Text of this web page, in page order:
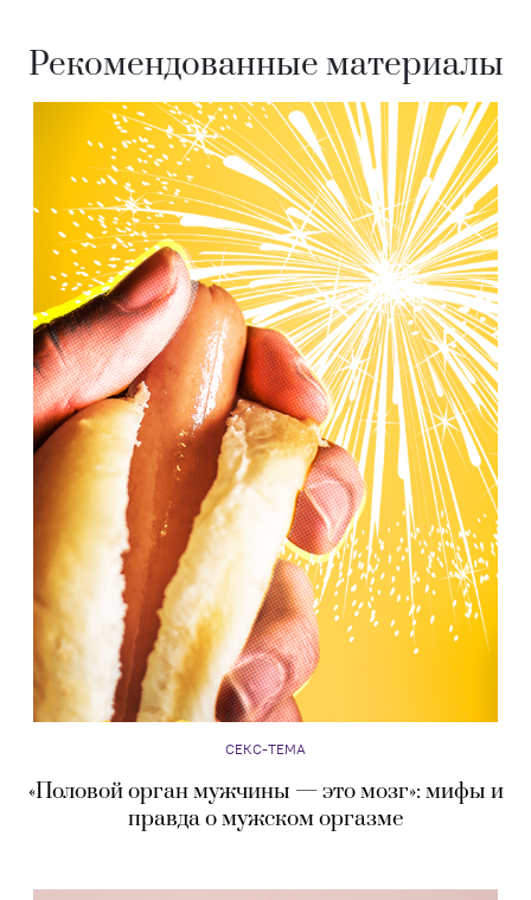
Рекомендованные материалы
СЕКС-ТЕМА
«Половой орган мужчины — это мозг»: мифы и
правда о мужском оргазме